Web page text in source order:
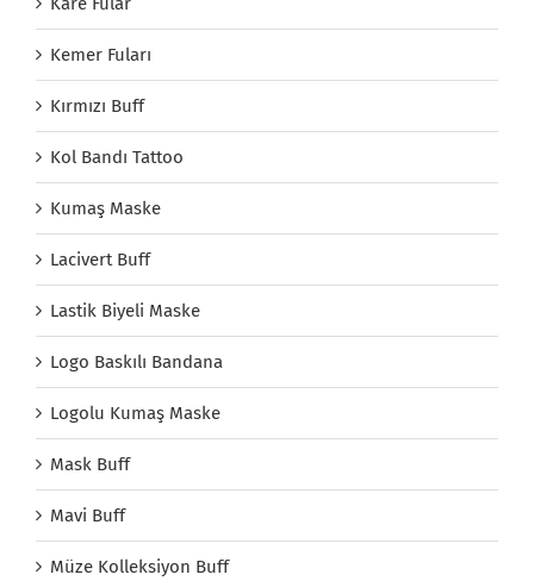
Kemer Fuları
Kırmızı Buff
Kol Bandı Tattoo
Kumaş Maske
Lacivert Buff
Lastik Biyeli Maske
Logo Baskılı Bandana
Logolu Kumaş Maske
Mask Buff
Mavi Buff
Müze Kolleksiyon Buff